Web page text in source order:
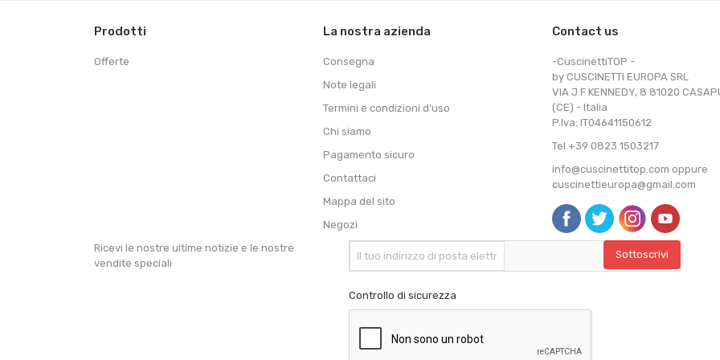
Prodotti
Offerte
La nostra azienda
Consegna
Note legali
Termini e condizioni d'uso
Chi siamo
Pagamento sicuro
Contattaci
Mappa del sito
Negozi
Contact us
-CuscinettiTOP -
by CUSCINETTI EUROPA SRL
VIA J F KENNEDY, 8 81020
(CE) - Italia
P.Iva: IT04641150612
Tel +39 0823 1503217
info@cuscinettitop.com oppure
cuscinettieuropa@gmail.com
Ricevi le nostre ultime notizie e le nostre
vendite speciali
Controllo di sicurezza